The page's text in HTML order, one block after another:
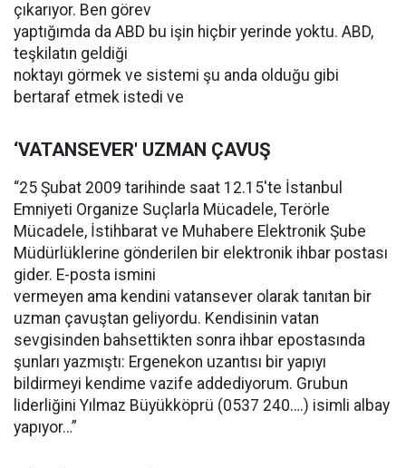
çıkarıyor. Ben görev
yaptığımda da ABD bu işin hiçbir yerinde yoktu. ABD,
teşkilatın geldiği
noktayı görmek ve sistemi şu anda olduğu gibi
bertaraf etmek istedi ve
‘VATANSEVER' UZMAN ÇAVUŞ
“25 Şubat 2009 tarihinde saat 12.15'te İstanbul
Emniyeti Organize Suçlarla Mücadele, Terörle
Mücadele, İstihbarat ve Muhabere Elektronik Şube
Müdürlüklerine gönderilen bir elektronik ihbar postası
gider. E-posta ismini
vermeyen ama kendini vatansever olarak tanıtan bir
uzman çavuştan geliyordu. Kendisinin vatan
sevgisinden bahsettikten sonra ihbar epostasında
şunları yazmıştı: Ergenekon uzantısı bir yapıyı
bildirmeyi kendime vazife addediyorum. Grubun
liderliğini Yılmaz Büyükköprü (0537 240….) isimli albay
yapıyor…”